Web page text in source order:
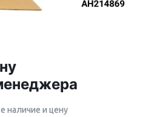
наличие и цену